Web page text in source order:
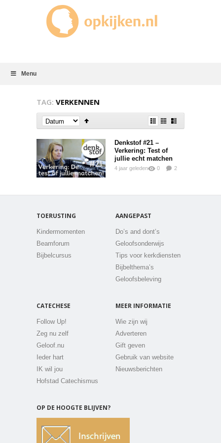
Menu
TAG: VERKENNEN
Denkstof #21 –
Verkering: Test of
jullie echt matchen
4 jaar geleden 0
2
TOERUSTING
Kindermomenten
Beamforum
Bijbelcursus
AANGEPAST
Do’s and dont’s
Geloofsonderwijs
Tips voor kerkdiensten
Bijbelthema’s
Geloofsbeleving
CATECHESE
Follow Up!
Zeg nu zelf
Geloof.nu
Ieder hart
IK wil jou
Hofstad Catechismus
MEER INFORMATIE
Wie zijn wij
Adverteren
Gift geven
Gebruik van website
Nieuwsberichten
OP DE HOOGTE BLIJVEN?